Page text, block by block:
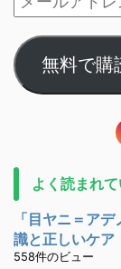
無料で購
よく読まれ
「目ヤニ＝ア
識と正しいケア
558件のビュー